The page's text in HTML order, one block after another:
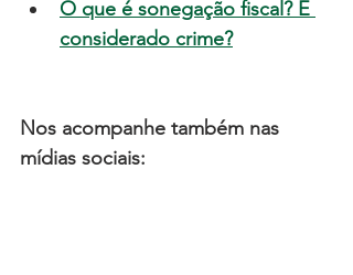
O que é sonegação fiscal? É
considerado crime?
Nos acompanhe também nas
mídias sociais: